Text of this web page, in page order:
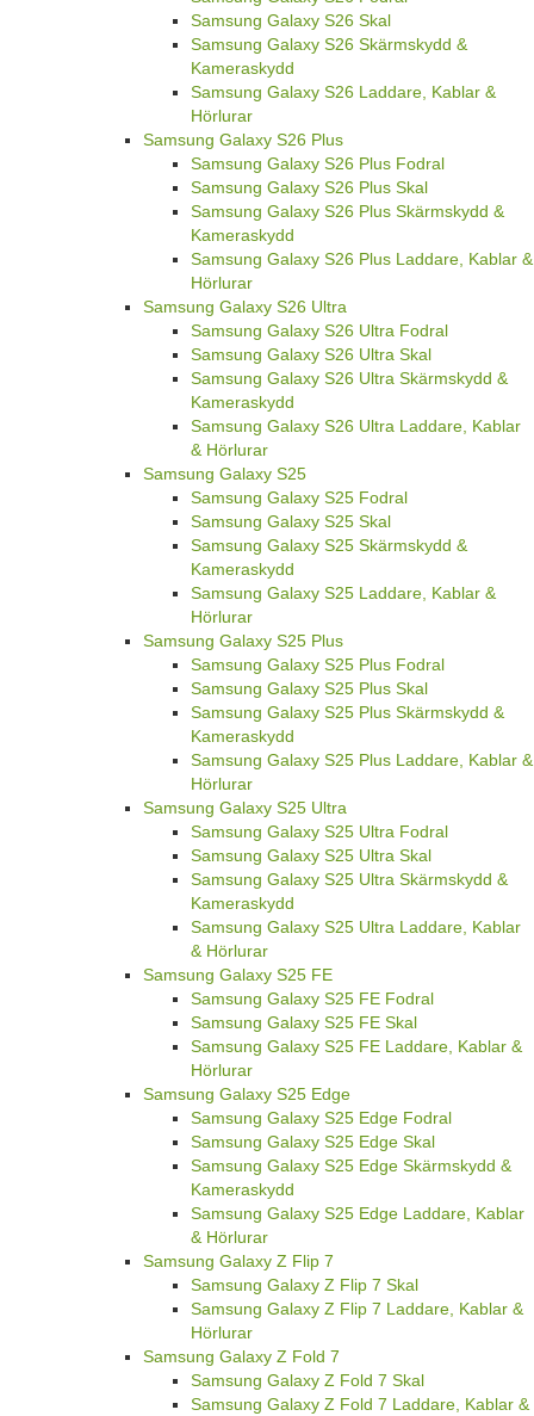
Samsung Galaxy S26 Skal
Samsung Galaxy S26 Skärmskydd &
Kameraskydd
Samsung Galaxy S26 Laddare, Kablar &
Hörlurar
Samsung Galaxy S26 Plus
Samsung Galaxy S26 Plus Fodral
Samsung Galaxy S26 Plus Skal
Samsung Galaxy S26 Plus Skärmskydd &
Kameraskydd
Samsung Galaxy S26 Plus Laddare, Kablar &
Hörlurar
Samsung Galaxy S26 Ultra
Samsung Galaxy S26 Ultra Fodral
Samsung Galaxy S26 Ultra Skal
Samsung Galaxy S26 Ultra Skärmskydd &
Kameraskydd
Samsung Galaxy S26 Ultra Laddare, Kablar
& Hörlurar
Samsung Galaxy S25
Samsung Galaxy S25 Fodral
Samsung Galaxy S25 Skal
Samsung Galaxy S25 Skärmskydd &
Kameraskydd
Samsung Galaxy S25 Laddare, Kablar &
Hörlurar
Samsung Galaxy S25 Plus
Samsung Galaxy S25 Plus Fodral
Samsung Galaxy S25 Plus Skal
Samsung Galaxy S25 Plus Skärmskydd &
Kameraskydd
Samsung Galaxy S25 Plus Laddare, Kablar &
Hörlurar
Samsung Galaxy S25 Ultra
Samsung Galaxy S25 Ultra Fodral
Samsung Galaxy S25 Ultra Skal
Samsung Galaxy S25 Ultra Skärmskydd &
Kameraskydd
Samsung Galaxy S25 Ultra Laddare, Kablar
& Hörlurar
Samsung Galaxy S25 FE
Samsung Galaxy S25 FE Fodral
Samsung Galaxy S25 FE Skal
Samsung Galaxy S25 FE Laddare, Kablar &
Hörlurar
Samsung Galaxy S25 Edge
Samsung Galaxy S25 Edge Fodral
Samsung Galaxy S25 Edge Skal
Samsung Galaxy S25 Edge Skärmskydd &
Kameraskydd
Samsung Galaxy S25 Edge Laddare, Kablar
& Hörlurar
Samsung Galaxy Z Flip 7
Samsung Galaxy Z Flip 7 Skal
Samsung Galaxy Z Flip 7 Laddare, Kablar &
Hörlurar
Samsung Galaxy Z Fold 7
Samsung Galaxy Z Fold 7 Skal
Samsung Galaxy Z Fold 7 Laddare, Kablar &